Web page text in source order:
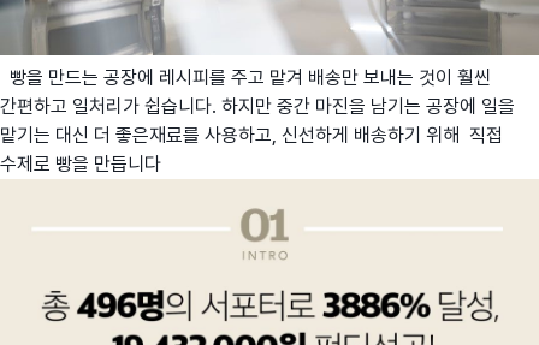
빵을 만드는 공장에 레시피를 주고 맡겨 배송만 보내는 것이 훨씬
간편하고 일처리가 쉽습니다. 하지만 중간 마진을 남기는 공장에 일을
맡기는 대신 더 좋은재료를 사용하고, 신선하게 배송하기 위해 직접
수제로 빵을 만듭니다